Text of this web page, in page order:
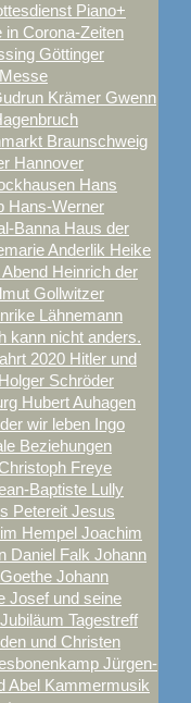
Piano+
in Corona-Zeiten
Göttinger
Krämer Gwenn
Braunschweig
Hannover
Hans
Hans-Werner
Banna Haus der
Anderlik Heike
Heinrich der
Gollwitzer
Lähnemann
kann nicht anders.
2020 Hitler und
Holger Schröder
Hubert Auhagen
wir leben Ingo
Beziehungen
Freye
Baptiste Lully
Petereit Jesus
Hempel Joachim
Daniel Falk Johann
Johann
Josef und seine
Jubiläum Tagestreff
und Christen
Jürgen-
Abel Kammermusik